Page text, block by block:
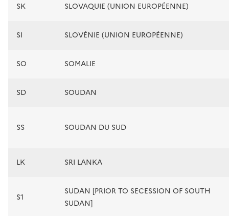
SK SLOVAQUIE (UNION EUROPÉENNE)
SI SLOVÉNIE (UNION EUROPÉENNE)
SO SOMALIE
SD SOUDAN
SS SOUDAN DU SUD
LK SRI LANKA
S1
SUDAN [PRIOR TO SECESSION OF SOUTH
SUDAN]